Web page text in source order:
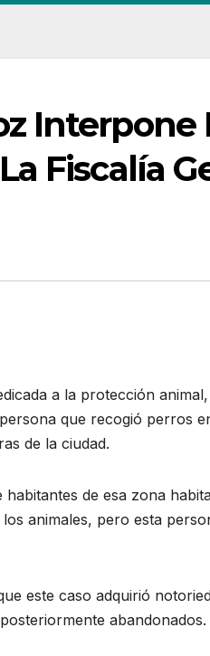
Fiscalía
a la protección
que recogió perros
de la ciudad.
de esa zona
animales, pero esta
este caso adquirió
abandonados.